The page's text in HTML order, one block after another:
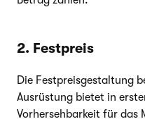
2. Festpreis
Die Festpreisgestaltung
Ausrüstung bietet in
Vorhersehbarkeit für das